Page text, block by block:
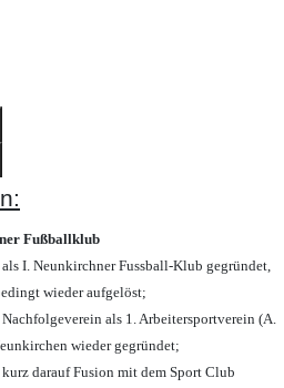
Fußballklub
I. Neunkirchner Fussball-Klub gegründet,
wieder aufgelöst;
als 1. Arbeitersportverein (A.
wieder gegründet;
darauf Fusion mit dem Sport Club